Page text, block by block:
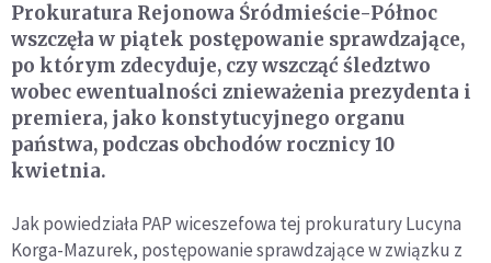
Prokuratura Rejonowa Śródmieście-Północ
wszczęła w piątek postępowanie sprawdzające,
po którym zdecyduje, czy wszcząć śledztwo
wobec ewentualności znieważenia prezydenta i
premiera, jako konstytucyjnego organu
państwa, podczas obchodów rocznicy 10
kwietnia.
Jak powiedziała PAP wiceszefowa tej prokuratury Lucyna
Korga-Mazurek, postępowanie sprawdzające w związku z